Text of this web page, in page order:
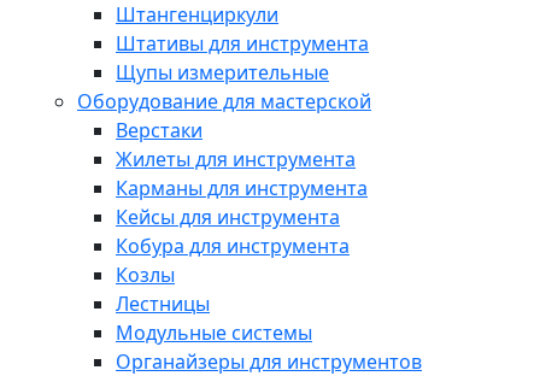
Штангенциркули
Штативы для инструмента
Щупы измерительные
Оборудование для мастерской
Верстаки
Жилеты для инструмента
Карманы для инструмента
Кейсы для инструмента
Кобура для инструмента
Козлы
Лестницы
Модульные системы
Органайзеры для инструментов